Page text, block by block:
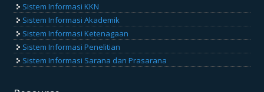
Sistem Informasi KKN
Sistem Informasi Akademik
Sistem Informasi Ketenagaan
Sistem Informasi Penelitian
Sistem Informasi Sarana dan Prasarana